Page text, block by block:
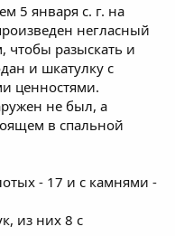
5 января с. г. на
негласный
чтобы разыскать и
и шкатулку с
ценностями.
не был, а
в спальной
- 17 и с камнями -
из них 8 с